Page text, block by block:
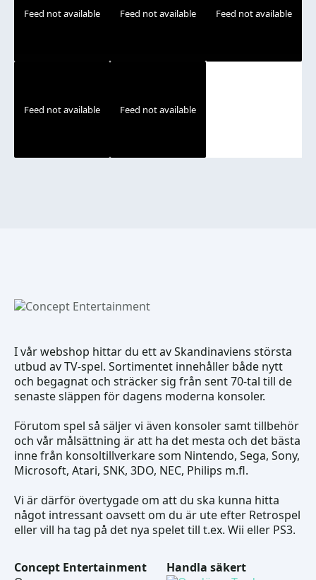
Feed not available Feed not available Feed not available
Feed not available Feed not available
I vår webshop hittar du ett av Skandinaviens största
utbud av TV-spel. Sortimentet innehåller både nytt
och begagnat och sträcker sig från sent 70-tal till de
senaste släppen för dagens moderna konsoler.
Förutom spel så säljer vi även konsoler samt tillbehör
och vår målsättning är att ha det mesta och det bästa
inne från konsoltillverkare som Nintendo, Sega, Sony,
Microsoft, Atari, SNK, 3DO, NEC, Philips m.fl.
Vi är därför övertygade om att du ska kunna hitta
något intressant oavsett om du är ute efter Retrospel
eller vill ha tag på det nya spelet till t.ex. Wii eller PS3.
Concept Entertainment
Handla säkert